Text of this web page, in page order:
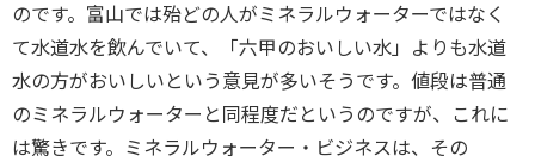
のです。富山では殆どの人がミネラルウォーターではなく
て水道水を飲んでいて、「六甲のおいしい水」よりも水道
水の方がおいしいという意見が多いそうです。値段は普通
のミネラルウォーターと同程度だというのですが、これに
は驚きです。ミネラルウォーター・ビジネスは、その